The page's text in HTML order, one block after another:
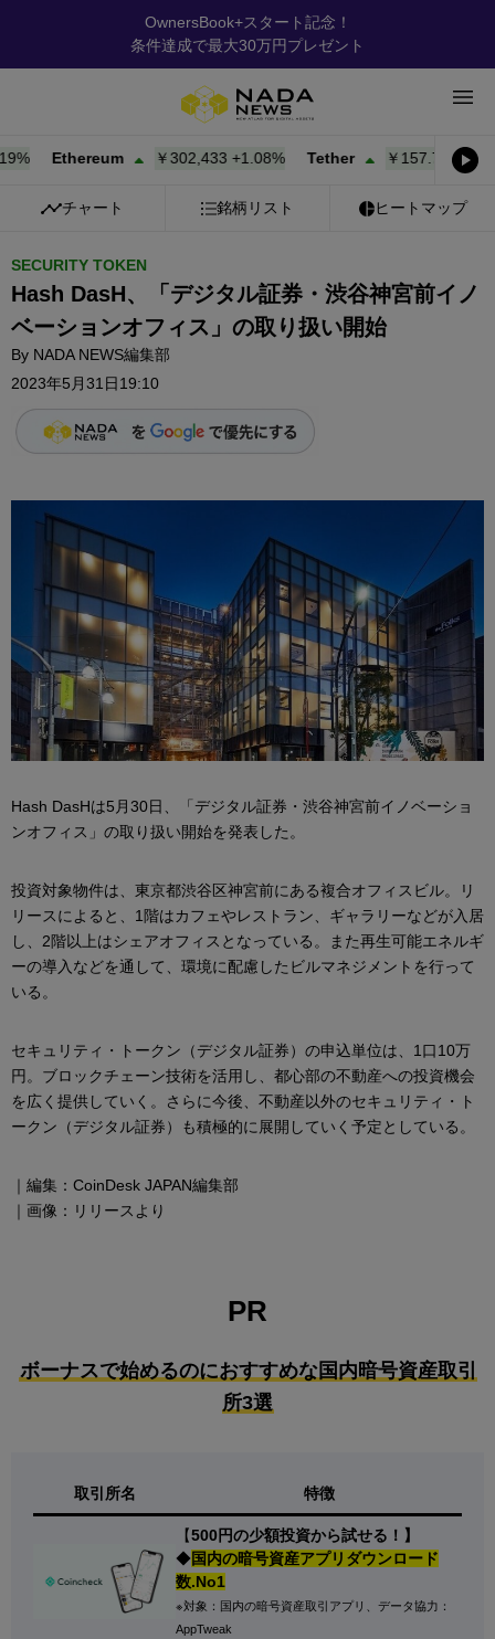
OwnersBook+スタート記念！
条件達成で最大30万円プレゼント
Ethereum ￥302,433+1.08% Tether ￥157.74 + 0.03%
チャート 銘柄リスト ヒートマップ
SECURITY TOKEN
Hash DasH、「デジタル証券・渋谷神宮前イノ
ベーションオフィス」の取り扱い開始
By NADA NEWS編集部
2023年5月31日19:10
Hash DasHは5月30日、「デジタル証券・渋谷神宮前イノベーショ
ンオフィス」の取り扱い開始を発表した。
投資対象物件は、東京都渋谷区神宮前にある複合オフィスビル。リ
リースによると、1階はカフェやレストラン、ギャラリーなどが入居
し、2階以上はシェアオフィスとなっている。また再生可能エネルギ
ーの導入などを通して、環境に配慮したビルマネジメントを行って
いる。
セキュリティ・トークン（デジタル証券）の申込単位は、1口10万
円。ブロックチェーン技術を活用し、都心部の不動産への投資機会
を広く提供していく。さらに今後、不動産以外のセキュリティ・ト
ークン（デジタル証券）も積極的に展開していく予定としている。
｜編集：CoinDesk JAPAN編集部
｜画像：リリースより
PR
ボーナスで始めるのにおすすめな国内暗号資産取引
所3選
取引所名 特徴
【500円の少額投資から試せる！】
◆国内の暗号資産アプリダウンロード
数.No1
※対象：国内の暗号資産取引アプリ、データ協力：
AppTweak